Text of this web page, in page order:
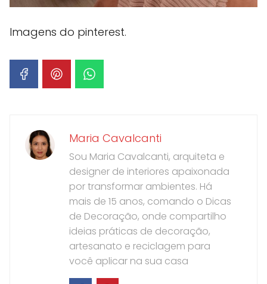
Imagens do pinterest.
Maria Cavalcanti
Sou Maria Cavalcanti, arquiteta e
designer de interiores apaixonada
por transformar ambientes. Há
mais de 15 anos, comando o Dicas
de Decoração, onde compartilho
ideias práticas de decoração,
artesanato e reciclagem para
você aplicar na sua casa